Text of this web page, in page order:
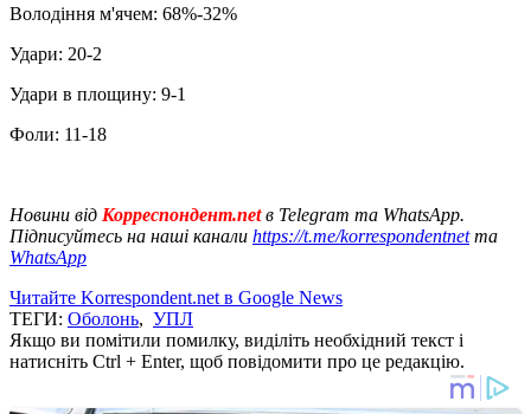
Володіння м'ячем: 68%-32%
Удари: 20-2
Удари в площину: 9-1
Фоли: 11-18
Новини від Корреспондент.netв Telegram та WhatsApp.
Підписуйтесь на наші канали https://t.me/korrespondentnetта
WhatsApp
Читайте Korrespondent.net в Google News
ТЕГИ: Оболонь, УПЛ
Якщо ви помітили помилку, виділіть необхідний текст і
натисніть Ctrl + Enter, щоб повідомити про це редакцію.